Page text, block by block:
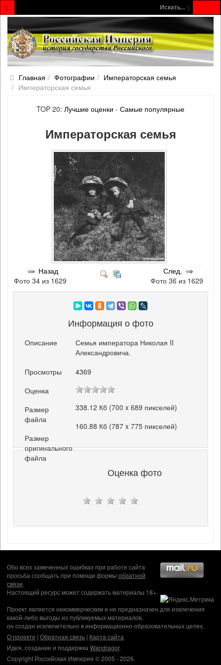
Искать...
Главная Фотографии
Императорская семья
Императорская семья
TOP 20: Лучшие оценки - Самые популярные
Императорская семья
Назад
Фото 34 из 1629
След.
Фото 36 из 1629
Информация о фото
Описание
Семья императора Николая II
Александровича.
Просмотры
4369
Оценка
Размер
файла
338.12 Кб (700 x 689 пикселей)
Размер
оригинального
файла
160.88 Кб (787 x 775 пикселей)
Оценка фото
Обо всех замеченных ошибках при работе сайта
просьба сообщать при помощи формы обратной
связи.
Настоящий ресурс может содержать материалы 18+.
Проект является некоммерческим и не предназначен для извлечения
какой-либо выгоды из публикуемых материалов,
он создан исключительно в информационно-образовательных целях.
О проекте | Обратная связь | Карта сайта
Идея, создание и поддержкаWandragor.
Copyright Российская Империя © 2005 - 2026.